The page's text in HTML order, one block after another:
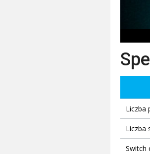
Liczba
Liczba
Switch